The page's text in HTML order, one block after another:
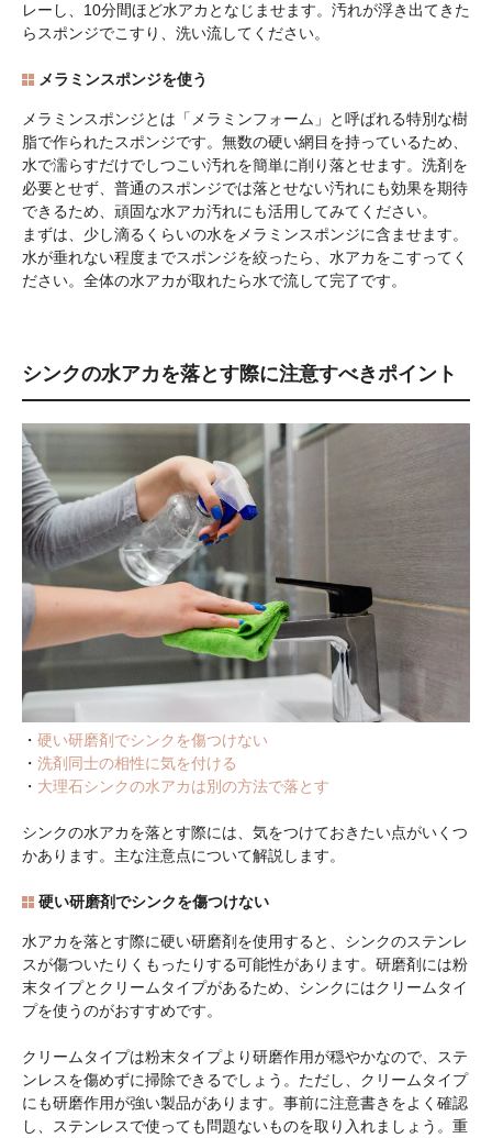
レーし、10分間ほど水アカとなじませます。汚れが浮き出てきた
らスポンジでこすり、洗い流してください。
メラミンスポンジを使う
メラミンスポンジとは「メラミンフォーム」と呼ばれる特別な樹
脂で作られたスポンジです。無数の硬い網目を持っているため、
水で濡らすだけでしつこい汚れを簡単に削り落とせます。洗剤を
必要とせず、普通のスポンジでは落とせない汚れにも効果を期待
できるため、頑固な水アカ汚れにも活用してみてください。
まずは、少し滴るくらいの水をメラミンスポンジに含ませます。
水が垂れない程度までスポンジを絞ったら、水アカをこすってく
ださい。全体の水アカが取れたら水で流して完了です。
シンクの水アカを落とす際に注意すべきポイント
・ 硬い研磨剤でシンクを傷つけない
・ 洗剤同士の相性に気を付ける
・ 大理石シンクの水アカは別の方法で落とす
シンクの水アカを落とす際には、気をつけておきたい点がいくつ
かあります。主な注意点について解説します。
硬い研磨剤でシンクを傷つけない
水アカを落とす際に硬い研磨剤を使用すると、シンクのステンレ
スが傷ついたりくもったりする可能性があります。研磨剤には粉
末タイプとクリームタイプがあるため、シンクにはクリームタイ
プを使うのがおすすめです。
クリームタイプは粉末タイプより研磨作用が穏やかなので、ステ
ンレスを傷めずに掃除できるでしょう。ただし、クリームタイプ
にも研磨作用が強い製品があります。事前に注意書きをよく確認
し、ステンレスで使っても問題ないものを取り入れましょう。重